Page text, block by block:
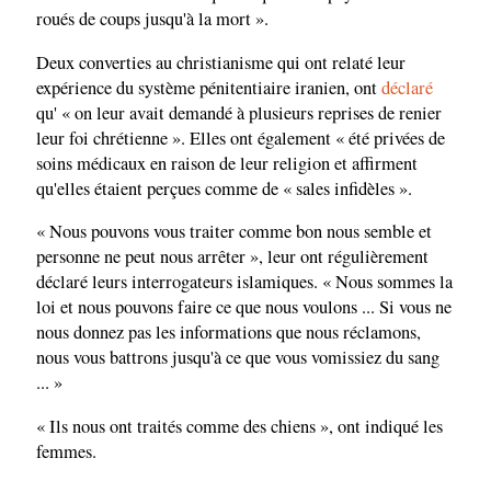
roués de coups jusqu'à la mort ».
Deux converties au christianisme qui ont relaté leur
expérience du système pénitentiaire iranien, ontdéclaré
qu' « on leur avait demandé à plusieurs reprises de renier
leur foi chrétienne ». Elles ont également « été privées de
soins médicaux en raison de leur religion et affirment
qu'elles étaient perçues comme de « sales infidèles ».
« Nous pouvons vous traiter comme bon nous semble et
personne ne peut nous arrêter », leur ont régulièrement
déclaré leurs interrogateurs islamiques. « Nous sommes la
loi et nous pouvons faire ce que nous voulons ... Si vous ne
nous donnez pas les informations que nous réclamons,
nous vous battrons jusqu'à ce que vous vomissiez du sang
... »
« Ils nous ont traités comme des chiens », ont indiqué les
femmes.